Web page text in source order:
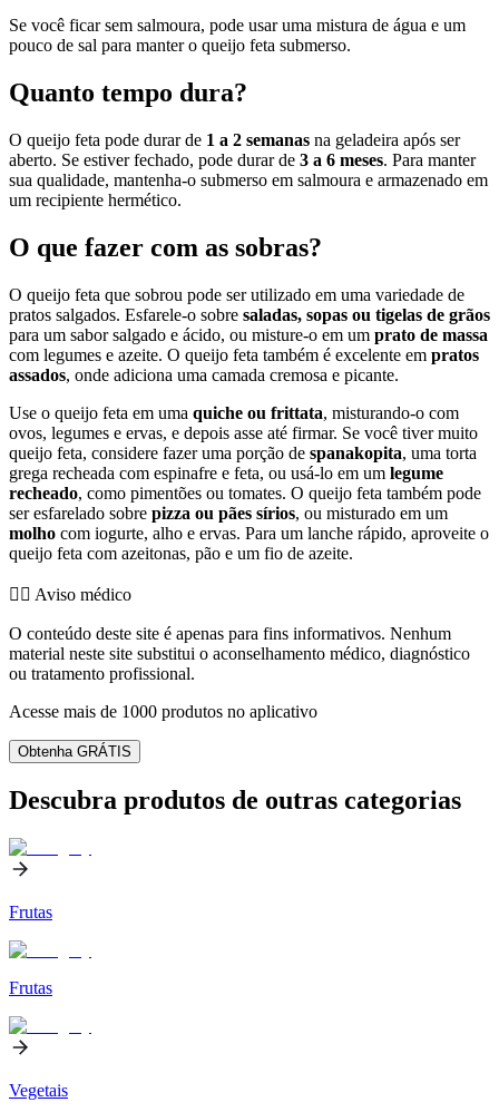
Se você ficar sem salmoura, pode usar uma mistura de água e um
pouco de sal para manter o queijo feta submerso.
Quanto tempo dura?
O queijo feta pode durar de 1 a 2 semanas na geladeira após ser
aberto. Se estiver fechado, pode durar de 3 a 6 meses. Para manter
sua qualidade, mantenha-o submerso em salmoura e armazenado em
um recipiente hermético.
O que fazer com as sobras?
O queijo feta que sobrou pode ser utilizado em uma variedade de
pratos salgados. Esfarele-o sobre saladas, sopas ou tigelas de grãos
para um sabor salgado e ácido, ou misture-o em um prato de massa
com legumes e azeite. O queijo feta também é excelente em pratos
assados, onde adiciona uma camada cremosa e picante.
Use o queijo feta em uma quiche ou frittata, misturando-o com
ovos, legumes e ervas, e depois asse até firmar. Se você tiver muito
queijo feta, considere fazer uma porção de spanakopita, uma torta
grega recheada com espinafre e feta, ou usá-lo em um legume
recheado, como pimentões ou tomates. O queijo feta também pode
ser esfarelado sobre pizza ou pães sírios, ou misturado em um
molho com iogurte, alho e ervas. Para um lanche rápido, aproveite o
queijo feta com azeitonas, pão e um fio de azeite.
👨‍⚕️️ Aviso médico
O conteúdo deste site é apenas para fins informativos. Nenhum
material neste site substitui o aconselhamento médico, diagnóstico
ou tratamento profissional.
Acesse mais de 1000 produtos no aplicativo
Obtenha GRÁTIS
Descubra produtos de outras categorias
Frutas
Frutas
Vegetais